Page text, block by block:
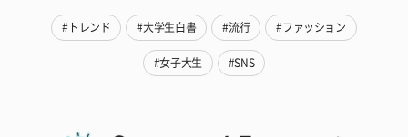
#トレンド #大学生白書 #流行 #ファッション
#女子大生 #SNS